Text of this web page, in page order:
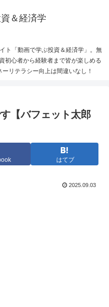
＆経済学
ト「動画で学ぶ投資＆経済学」。無
初心者から経験者まで皆が楽しめる
リテラシー向上は間違いなし！
【バフェット太郎
はてブ
2025.09.03